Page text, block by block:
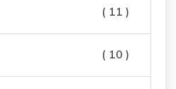
( 11 )
( 10 )